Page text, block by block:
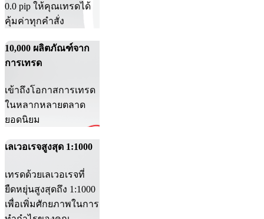
0.0 pip ให้คุณเทรดได้
คุ้มค่าทุกคำสั่ง
10,000 ผลิตภัณฑ์จาก
การเทรด
เข้าถึงโอกาสการเทรด
ในหลากหลายตลาด
ยอดนิยม
เลเวอเรจสูงสุด 1:1000
เทรดด้วยเลเวอเรจที่
ยืดหยุ่นสูงสุดถึง 1:1000
เพื่อเพิ่มศักยภาพในการ